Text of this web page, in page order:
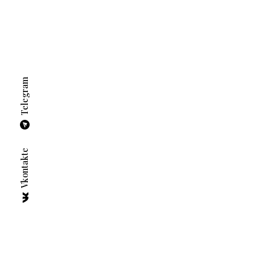
Vkontakte
Telegram